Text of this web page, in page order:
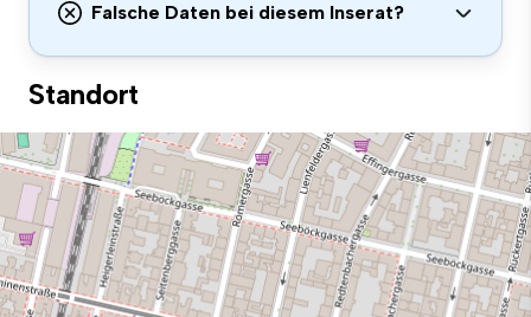
Falsche Daten bei diesem Inserat?
Standort